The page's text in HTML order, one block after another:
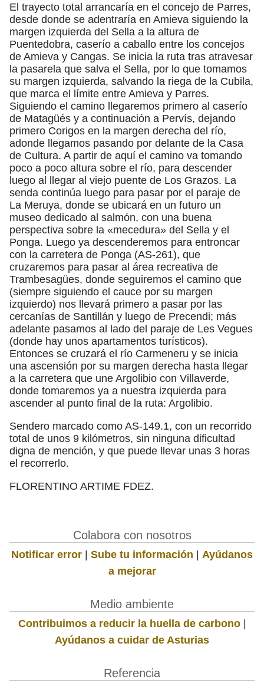
El trayecto total arrancaría en el concejo de Parres,
desde donde se adentraría en Amieva siguiendo la
margen izquierda del Sella a la altura de
Puentedobra, caserío a caballo entre los concejos
de Amieva y Cangas. Se inicia la ruta tras atravesar
la pasarela que salva el Sella, por lo que tomamos
su margen izquierda, salvando la riega de la Cubila,
que marca el límite entre Amieva y Parres.
Siguiendo el camino llegaremos primero al caserío
de Matagüés y a continuación a Pervís, dejando
primero Corigos en la margen derecha del río,
adonde llegamos pasando por delante de la Casa
de Cultura. A partir de aquí el camino va tomando
poco a poco altura sobre el río, para descender
luego al llegar al viejo puente de Los Grazos. La
senda continúa luego para pasar por el paraje de
La Meruya, donde se ubicará en un futuro un
museo dedicado al salmón, con una buena
perspectiva sobre la «mecedura» del Sella y el
Ponga. Luego ya descenderemos para entroncar
con la carretera de Ponga (AS-261), que
cruzaremos para pasar al área recreativa de
Trambesagües, donde seguiremos el camino que
(siempre siguiendo el cauce por su margen
izquierdo) nos llevará primero a pasar por las
cercanías de Santillán y luego de Precendi; más
adelante pasamos al lado del paraje de Les Vegues
(donde hay unos apartamentos turísticos).
Entonces se cruzará el río Carmeneru y se inicia
una ascensión por su margen derecha hasta llegar
a la carretera que une Argolibio con Villaverde,
donde tomaremos ya a nuestra izquierda para
ascender al punto final de la ruta: Argolibio.
Sendero marcado como AS-149.1, con un recorrido
total de unos 9 kilómetros, sin ninguna dificultad
digna de mención, y que puede llevar unas 3 horas
el recorrerlo.
FLORENTINO ARTIME FDEZ.
Colabora con nosotros
Notificar error | Sube tu información | Ayúdanos
a mejorar
Medio ambiente
Contribuimos a reducir la huella de carbono|
Ayúdanos a cuidar de Asturias
Referencia